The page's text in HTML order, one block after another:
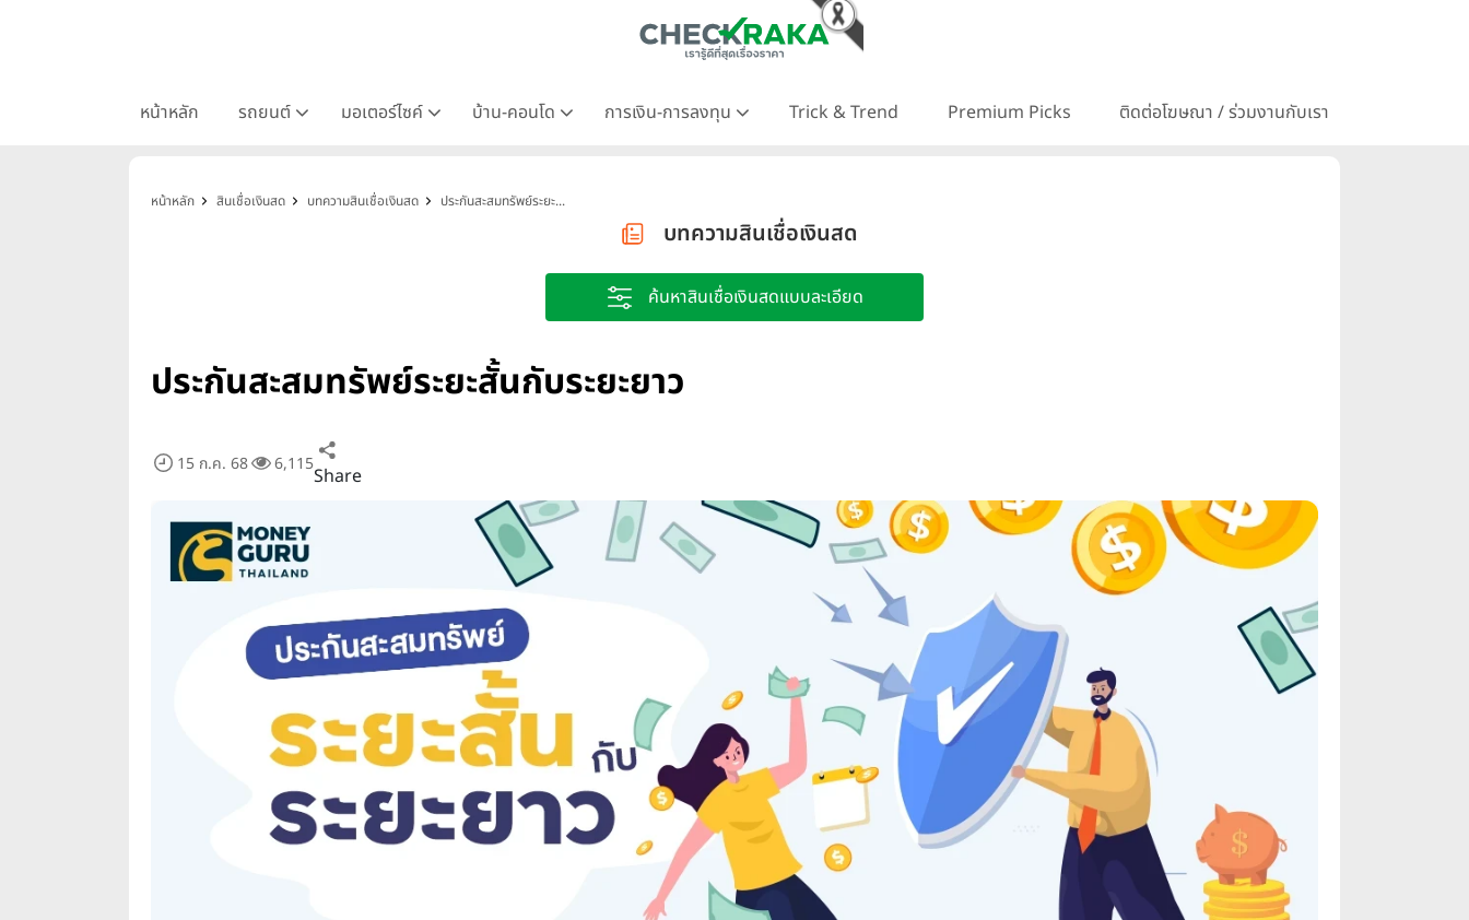
หน้าหลัก รถยนต์ มอเตอร์ไซค์ บ้าน-คอนโด การเงิน-การลงทุน Trick & Trend Premium Picks ติดต่อโฆษณา / ร่วมงานกับเรา
หน้าหลัก สินเชื่อเงินสด บทความสินเชื่อเงินสด ประกันสะสมทรัพย์ระยะ...
บทความสินเชื่อเงินสด
ค้นหาสินเชื่อเงินสดแบบละเอียด
ประกันสะสมทรัพย์ระยะสั้นกับระยะยาว
15 ก.ค. 68 6,115Share